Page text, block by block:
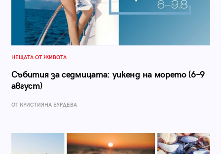
НЕЩАТА ОТ ЖИВОТА
Събития за седмицата: уикенд на морето (6–9
август)
ОТ КРИСТИЯНА БУРДЕВА